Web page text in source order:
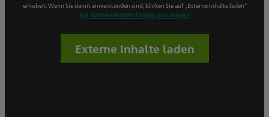
erhoben. Wenn Sie damit einverstanden sind, klicken Sie auf „Externe Inhalte laden“
Zur Datenschutzerklärung von Google
Externe Inhalte laden